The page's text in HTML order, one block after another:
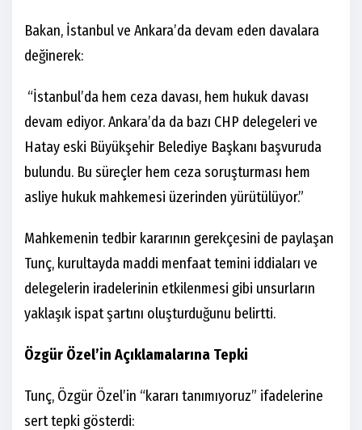
Bakan, İstanbul ve Ankara’da devam eden davalara
değinerek:
“İstanbul’da hem ceza davası, hem hukuk davası
devam ediyor. Ankara’da da bazı CHP delegeleri ve
Hatay eski Büyükşehir Belediye Başkanı başvuruda
bulundu. Bu süreçler hem ceza soruşturması hem
asliye hukuk mahkemesi üzerinden yürütülüyor.”
Mahkemenin tedbir kararının gerekçesini de paylaşan
Tunç, kurultayda maddi menfaat temini iddiaları ve
delegelerin iradelerinin etkilenmesi gibi unsurların
yaklaşık ispat şartını oluşturduğunu belirtti.
Özgür Özel’in Açıklamalarına Tepki
Tunç, Özgür Özel’in “kararı tanımıyoruz” ifadelerine
sert tepki gösterdi: